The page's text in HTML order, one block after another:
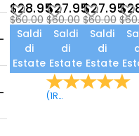
$28.95
$60.00
Saldi
di
Estate
$27.95
$60.00
Saldi
di
Estate
(1Recensioni
$27.95
$60.00
Saldi
di
Estate